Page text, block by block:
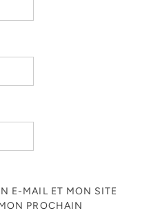
E-MAIL ET MON SITE
PROCHAIN